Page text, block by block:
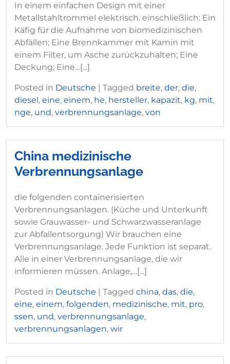
In einem einfachen Design mit einer
Metallstahltrommel elektrisch. einschließlich: Ein
Käfig für die Aufnahme von biomedizinischen
Abfällen; Eine Brennkammer mit Kamin mit
einem Filter, um Asche zurückzuhalten; Eine
Deckung; Eine…[...]
Posted in Deutsche | Tagged breite, der, die,
diesel, eine, einem, he, hersteller, kapazit, kg, mit,
nge, und, verbrennungsanlage, von
China medizinische
Verbrennungsanlage
die folgenden containerisierten
Verbrennungsanlagen. (Küche und Unterkunft
sowie Grauwasser- und Schwarzwasseranlage
zur Abfallentsorgung) Wir brauchen eine
Verbrennungsanlage. Jede Funktion ist separat.
Alle in einer Verbrennungsanlage, die wir
informieren müssen. Anlage,…[...]
Posted in Deutsche | Tagged china, das, die,
eine, einem, folgenden, medizinische, mit, pro,
ssen, und, verbrennungsanlage,
verbrennungsanlagen, wir